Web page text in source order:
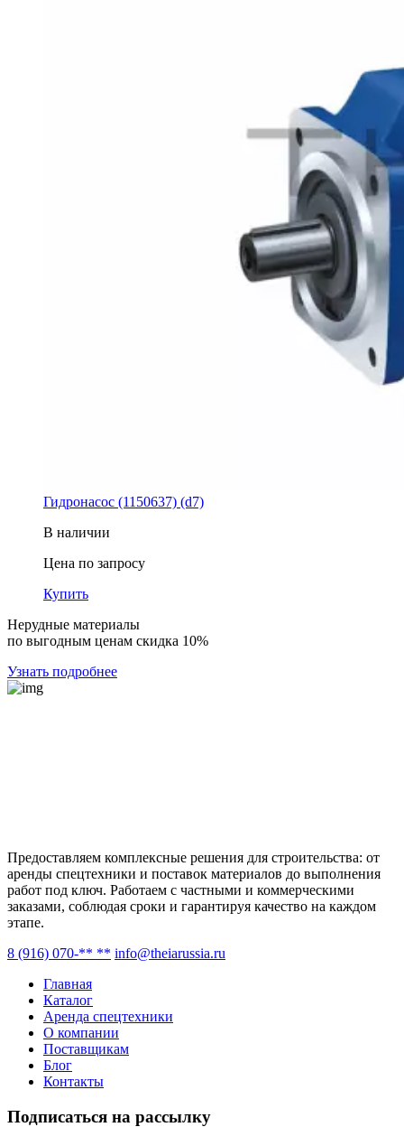
Гидронасос (1150637) (d7)
В наличии
Цена по запросу
Купить
Нерудные материалы
по выгодным ценам скидка 10%
Узнать подробнее
Предоставляем комплексные решения для строительства: от
аренды спецтехники и поставок материалов до выполнения
работ под ключ. Работаем с частными и коммерческими
заказами, соблюдая сроки и гарантируя качество на каждом
этапе.
8 (916) 070-** ** info@theiarussia.ru
Главная
Каталог
Аренда спецтехники
О компании
Поставщикам
Блог
Контакты
Подписаться на рассылку